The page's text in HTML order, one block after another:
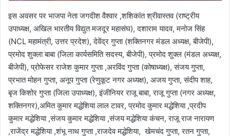
इस अवसर पर भाजपा नेता जगदीश वैश्वार ,शशिकांत श्रीवास्तव (राष्ट्रीय
उपाध्यक्ष, अखिल भारतीय विद्युत मजदूर महासंघ), दशाराम यादव, मनोज सिंह
(NCL महामंत्री, उत्तर प्रदेश), देवेंद्र गुप्ता (शक्तिनगर मंडल अध्यक्ष, बीजेपी),
प्रमोद शुक्ला बाबा (जिला कार्यसमिति सदस्य, बीजेपी), प्रमोद शुक्ल (मंडल अध्यक्ष,
बीजेपी), प्रोफेसर राजेश कुमार गुप्ता ,अरविंद गुप्ता (कोषाध्यक्ष), संजय गुप्ता,
प्रभात मोहन गुप्ता, अनूप गुप्ता (रेणुकूट नगर अध्यक्ष), अजय गुप्ता, संदीप शाह,
बृज किशोर गुप्ता (जिला उपाध्यक्ष), इंजीनियर राजू बाबा, राजू गुप्ता (नगर अध्यक्ष,
शक्तिनगर),अमित कुमार मद्धेशिया लाल टावर, प्रमोद कुमार मद्धेशिया ,प्रदीप
कुमार मद्धेशिया ,संजय कुमार मद्धेशिया ,संजय मद्धेशिया‌ कंचन, राजू राज नारायण
,राजेंद्र मद्धेशिया ,शंभू नाथ गुप्ता ,राजदेव मद्धेशिया, खेमचंद गुप्ता, रतन गुप्ता,